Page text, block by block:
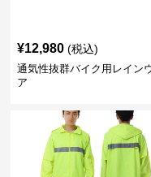
¥12,980 (税込)
通気性抜群バイク用レイン
ア